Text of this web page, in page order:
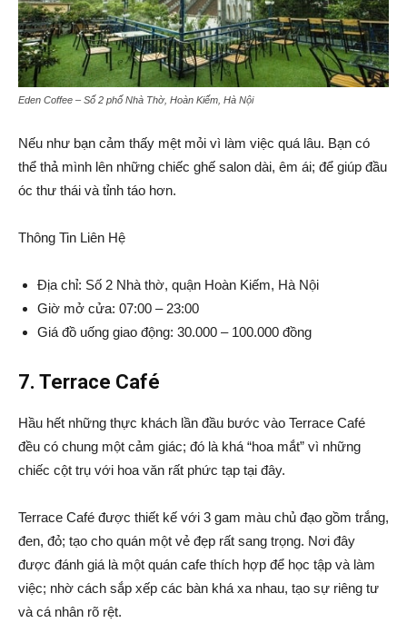
Eden Coffee – Số 2 phố Nhà Thờ, Hoàn Kiếm, Hà Nội
Nếu như bạn cảm thấy mệt mỏi vì làm việc quá lâu. Bạn có
thể thả mình lên những chiếc ghế salon dài, êm ái; để giúp đầu
óc thư thái và tỉnh táo hơn.
Thông Tin Liên Hệ
Địa chỉ: Số 2 Nhà thờ, quận Hoàn Kiếm, Hà Nội
Giờ mở cửa: 07:00 – 23:00
Giá đồ uống giao động: 30.000 – 100.000 đồng
7. Terrace Café
Hầu hết những thực khách lần đầu bước vào Terrace Café
đều có chung một cảm giác; đó là khá “hoa mắt” vì những
chiếc cột trụ với hoa văn rất phức tạp tại đây.
Terrace Café được thiết kế với 3 gam màu chủ đạo gồm trắng,
đen, đỏ; tạo cho quán một vẻ đẹp rất sang trọng. Nơi đây
được đánh giá là một quán cafe thích hợp để học tập và làm
việc; nhờ cách sắp xếp các bàn khá xa nhau, tạo sự riêng tư
và cá nhân rõ rệt.